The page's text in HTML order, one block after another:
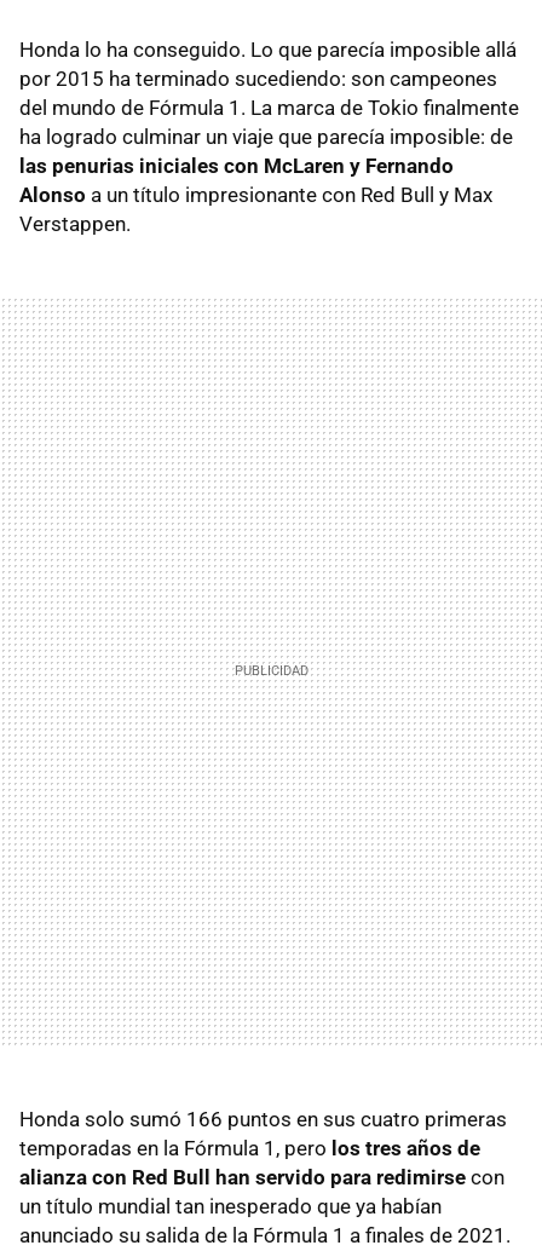
Honda lo ha conseguido. Lo que parecía imposible allá
por 2015 ha terminado sucediendo: son campeones
del mundo de Fórmula 1. La marca de Tokio finalmente
ha logrado culminar un viaje que parecía imposible: de
las penurias iniciales con McLaren y Fernando
Alonso a un título impresionante con Red Bull y Max
Verstappen.
Honda solo sumó 166 puntos en sus cuatro primeras
temporadas en la Fórmula 1, pero los tres años de
alianza con Red Bull han servido para redimirse con
un título mundial tan inesperado que ya habían
anunciado su salida de la Fórmula 1 a finales de 2021.